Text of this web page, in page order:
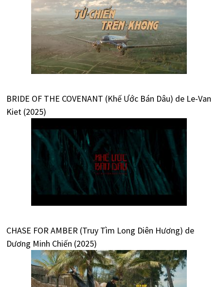
BRIDE OF THE COVENANT (Khế Ước Bán Dâu) de Le-Van
Kiet (2025)
CHASE FOR AMBER (Truy Tìm Long Diên Hương) de
Dương Minh Chiến (2025)